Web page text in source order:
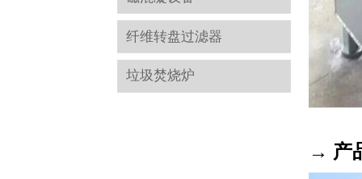
纤维转盘过滤器
垃圾焚烧炉
→ 产